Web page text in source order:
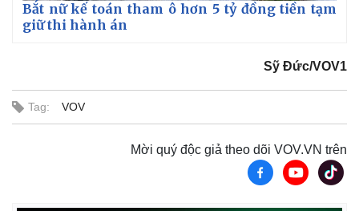
Bắt nữ kế toán tham ô hơn 5 tỷ đồng tiền tạm
giữ thi hành án
Sỹ Đức/VOV1
Tag: VOV
Mời quý độc giả theo dõi VOV.VN trên